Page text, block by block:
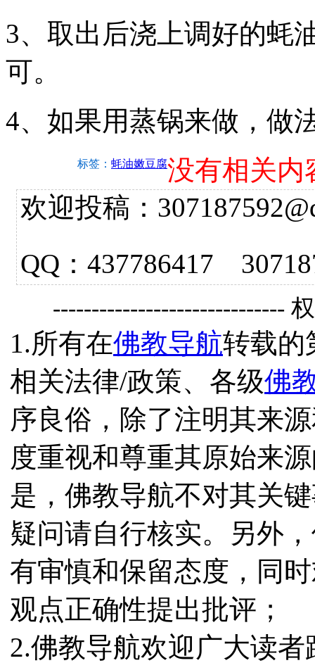
3、取出后浇上调好的蚝
可。
4、如果用蒸锅来做，做
标签： 蚝油嫩豆腐没有相关内
欢迎投稿：
QQ：437786417
------------------------------
1.所有在佛教导航转载的
相关法律/政策、各级佛
序良俗，除了注明其来
度重视和尊重其原始来
是，佛教导航不对其关
疑问请自行核实。另外
有审慎和保留态度，同
观点正确性提出批评；
2.佛教导航欢迎广大读